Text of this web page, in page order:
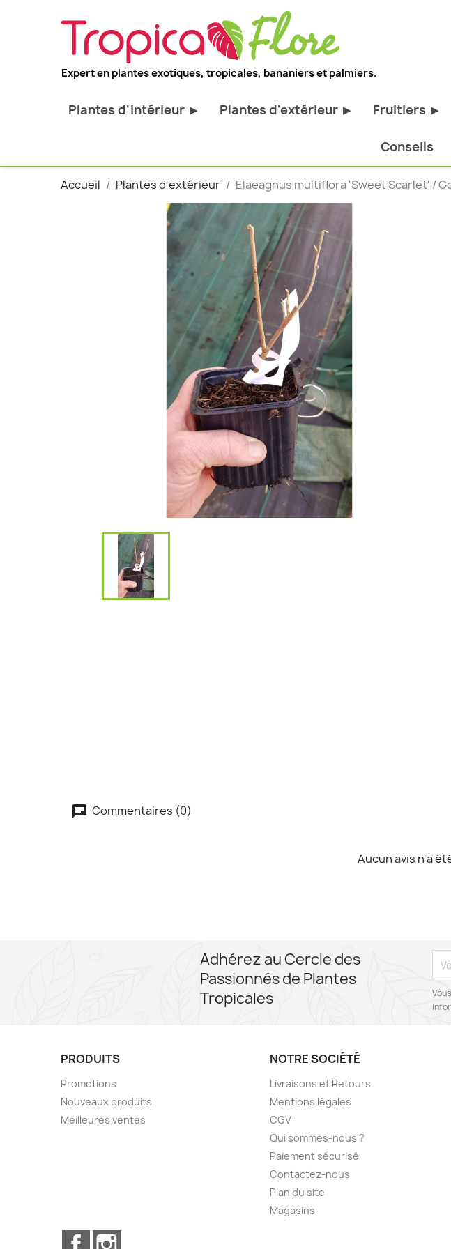
Expert en plantes exotiques, tropicales, bananiers et palmiers.
Plantes d'intérieur ▶
Plantes pour bureau
Palmier d'intérieur
Cactus & Succulentes
Sujets d'exception
Plantes d'extérieur ▶
Toutes les plantes d'extérieur
Bananiers rustiques
Palmiers rustiques
Orchidées rustiques
Plantes et arbustes à feuillage
décoratif
Plantes grimpantes
Fourgères
Bambous et graminées
Fruitiers ▶
Tous les
Arbres et
Agrumes
Conseils
Accueil Plantes d'extérieur Elaeagnus multiflora 'Sweet Scarlet' /
Commentaires (0)
Aucun avis n'a
Adhérez au Cercle des
Passionnés de Plantes
Tropicales
PRODUITS
Promotions
Nouveaux produits
Meilleures ventes
NOTRE SOCIÉTÉ
Livraisons et Retours
Mentions légales
CGV
Qui sommes-nous ?
Paiement sécurisé
Contactez-nous
Plan du site
Magasins
Facebook